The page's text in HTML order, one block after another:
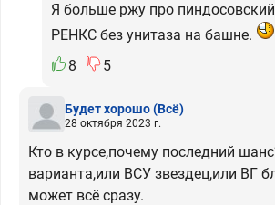
Я больше ржу про
РЕНКС без унитаза на башне.
8
5
Будет хорошо(Всё)
28 октября 2023 г.
Кто в курсе,почему последний
варианта,или ВСУ звездец,или ВГ
может всё сразу.